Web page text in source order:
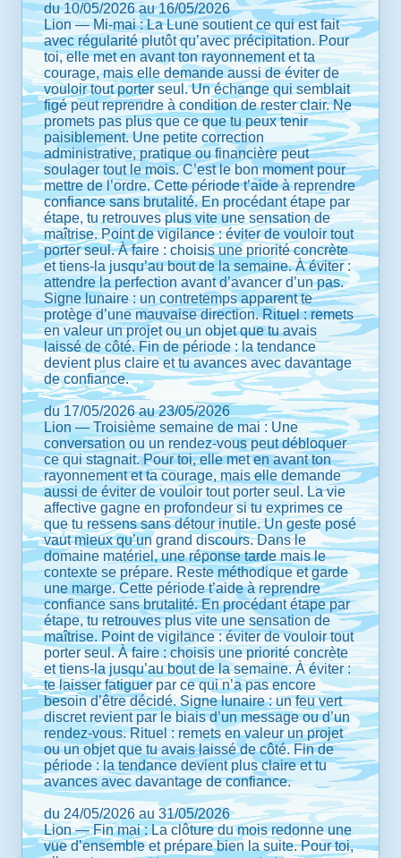
du 10/05/2026 au 16/05/2026
Lion — Mi-mai : La Lune soutient ce qui est fait
avec régularité plutôt qu’avec précipitation. Pour
toi, elle met en avant ton rayonnement et ta
courage, mais elle demande aussi de éviter de
vouloir tout porter seul. Un échange qui semblait
figé peut reprendre à condition de rester clair. Ne
promets pas plus que ce que tu peux tenir
paisiblement. Une petite correction
administrative, pratique ou financière peut
soulager tout le mois. C’est le bon moment pour
mettre de l’ordre. Cette période t’aide à reprendre
confiance sans brutalité. En procédant étape par
étape, tu retrouves plus vite une sensation de
maîtrise. Point de vigilance : éviter de vouloir tout
porter seul. À faire : choisis une priorité concrète
et tiens-la jusqu’au bout de la semaine. À éviter :
attendre la perfection avant d’avancer d’un pas.
Signe lunaire : un contretemps apparent te
protège d’une mauvaise direction. Rituel : remets
en valeur un projet ou un objet que tu avais
laissé de côté. Fin de période : la tendance
devient plus claire et tu avances avec davantage
de confiance.
du 17/05/2026 au 23/05/2026
Lion — Troisième semaine de mai : Une
conversation ou un rendez-vous peut débloquer
ce qui stagnait. Pour toi, elle met en avant ton
rayonnement et ta courage, mais elle demande
aussi de éviter de vouloir tout porter seul. La vie
affective gagne en profondeur si tu exprimes ce
que tu ressens sans détour inutile. Un geste posé
vaut mieux qu’un grand discours. Dans le
domaine matériel, une réponse tarde mais le
contexte se prépare. Reste méthodique et garde
une marge. Cette période t’aide à reprendre
confiance sans brutalité. En procédant étape par
étape, tu retrouves plus vite une sensation de
maîtrise. Point de vigilance : éviter de vouloir tout
porter seul. À faire : choisis une priorité concrète
et tiens-la jusqu’au bout de la semaine. À éviter :
te laisser fatiguer par ce qui n’a pas encore
besoin d’être décidé. Signe lunaire : un feu vert
discret revient par le biais d’un message ou d’un
rendez-vous. Rituel : remets en valeur un projet
ou un objet que tu avais laissé de côté. Fin de
période : la tendance devient plus claire et tu
avances avec davantage de confiance.
du 24/05/2026 au 31/05/2026
Lion — Fin mai : La clôture du mois redonne une
vue d’ensemble et prépare bien la suite. Pour toi,